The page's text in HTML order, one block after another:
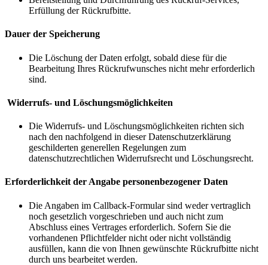
Erfüllung der Rückrufbitte.
Dauer der Speicherung
Die Löschung der Daten erfolgt, sobald diese für die
Bearbeitung Ihres Rückrufwunsches nicht mehr erforderlich
sind.
Widerrufs- und Löschungsmöglichkeiten
Die Widerrufs- und Löschungsmöglichkeiten richten sich
nach den nachfolgend in dieser Datenschutzerklärung
geschilderten generellen Regelungen zum
datenschutzrechtlichen Widerrufsrecht und Löschungsrecht.
Erforderlichkeit der Angabe personenbezogener Daten
Die Angaben im Callback-Formular sind weder vertraglich
noch gesetzlich vorgeschrieben und auch nicht zum
Abschluss eines Vertrages erforderlich. Sofern Sie die
vorhandenen Pflichtfelder nicht oder nicht vollständig
ausfüllen, kann die von Ihnen gewünschte Rückrufbitte nicht
durch uns bearbeitet werden.